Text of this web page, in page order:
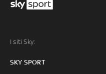
I siti Sky:
SKY SPORT